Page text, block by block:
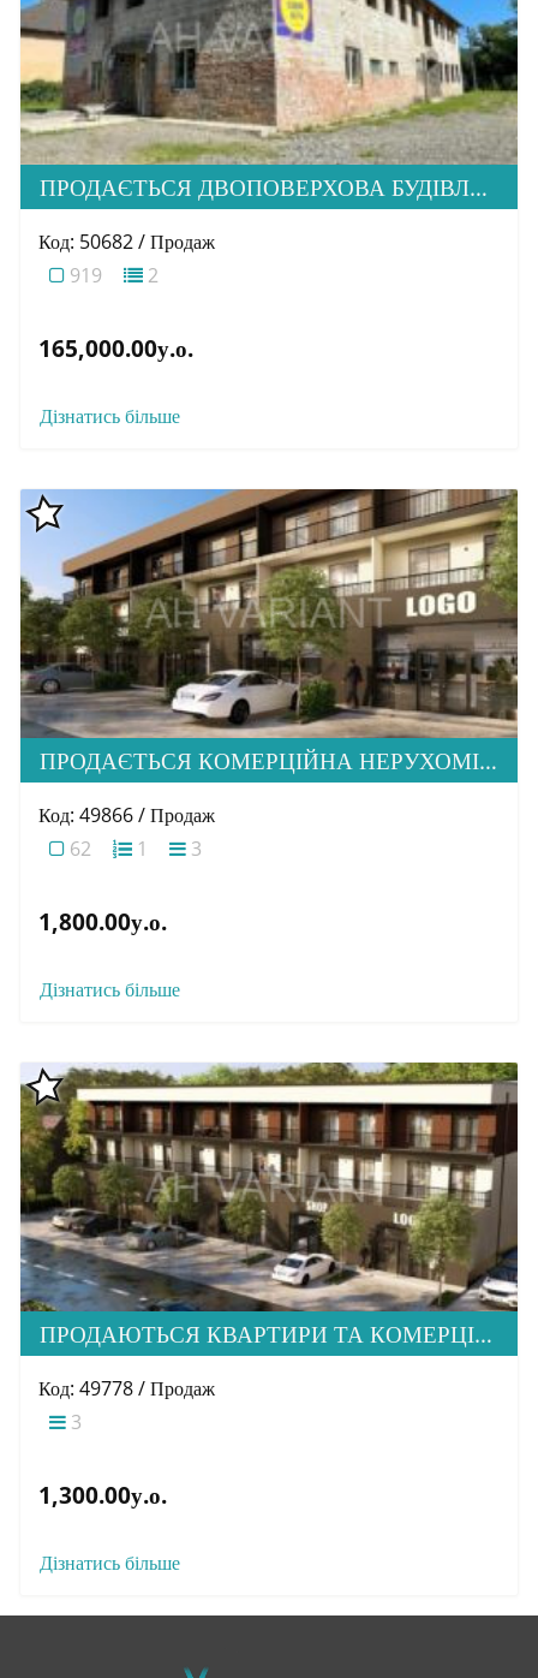
ПРОДАЄТЬСЯ ДВОПОВЕРХОВА БУДІВЛЯ В М. ПЕРЕЧИН
Код: 50682 / Продаж
919
2
165,000.00у.о.
Дізнатись більше
ПРОДАЄТЬСЯ КОМЕРЦІЙНА НЕРУХОМІСТЬ ПО ВУЛИЦІ ЗАГОРСЬКА 71, М. УЖГОРОД
Код: 49866 / Продаж
62
1 3
1,800.00у.о.
Дізнатись більше
ПРОДАЮТЬСЯ КВАРТИРИ ТА КОМЕРЦІЙНА НЕРУХОМІСТЬ ПО ВУЛИЦІ ЗАГОРСЬКА 71
Код: 49778 / Продаж
3
1,300.00у.о.
Дізнатись більше